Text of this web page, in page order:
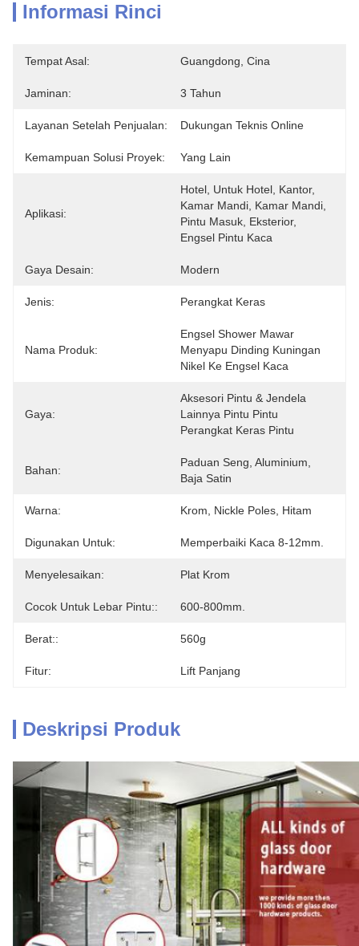
Informasi Rinci
Tempat Asal: Guangdong, Cina
Jaminan: 3 Tahun
Layanan Setelah Penjualan: Dukungan Teknis Online
Kemampuan Solusi Proyek: Yang Lain
Aplikasi:
Hotel, Untuk Hotel, Kantor,
Kamar Mandi, Kamar Mandi,
Pintu Masuk, Eksterior,
Engsel Pintu Kaca
Gaya Desain: Modern
Jenis: Perangkat Keras
Nama Produk:
Engsel Shower Mawar
Menyapu Dinding Kuningan
Nikel Ke Engsel Kaca
Gaya:
Aksesori Pintu & Jendela
Lainnya Pintu Pintu
Perangkat Keras Pintu
Bahan:
Paduan Seng, Aluminium,
Baja Satin
Warna: Krom, Nickle Poles, Hitam
Digunakan Untuk: Memperbaiki Kaca 8-12mm.
Menyelesaikan: Plat Krom
Cocok Untuk Lebar Pintu:: 600-800mm.
Berat:: 560g
Fitur: Lift Panjang
Deskripsi Produk